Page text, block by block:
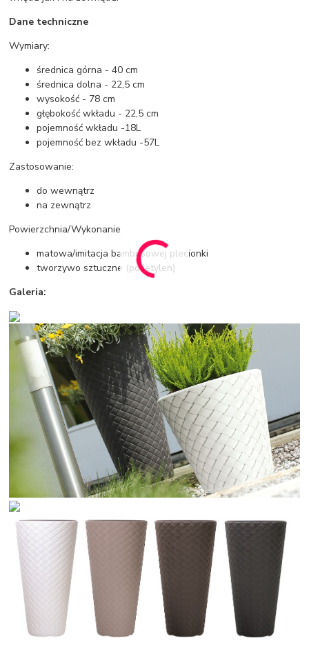
Dane techniczne
Wymiary:
średnica górna - 40 cm
średnica dolna - 22,5 cm
wysokość - 78 cm
głębokość wkładu - 22,5 cm
pojemność wkładu -18L
pojemność bez wkładu -57L
Zastosowanie:
do wewnątrz
na zewnątrz
Powierzchnia/Wykonanie:
matowa/imitacja bambusowej plecionki
tworzywo sztuczne (polietylen)
Galeria: